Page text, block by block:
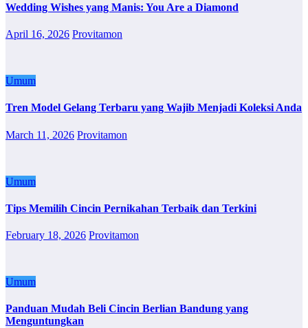
Wedding Wishes yang Manis: You Are a Diamond
April 16, 2026 Provitamon
Umum
Tren Model Gelang Terbaru yang Wajib Menjadi Koleksi Anda
March 11, 2026 Provitamon
Umum
Tips Memilih Cincin Pernikahan Terbaik dan Terkini
February 18, 2026 Provitamon
Umum
Panduan Mudah Beli Cincin Berlian Bandung yang
Menguntungkan